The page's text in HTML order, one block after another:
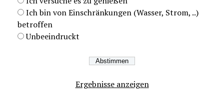
Ich bin von Einschränkungen (Wasser, Strom, ..)
betroffen
Unbeeindruckt
Ergebnisse anzeigen